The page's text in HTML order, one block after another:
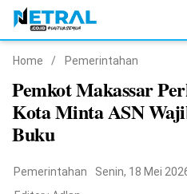
Nasional
Pemerintahan
Home / Pemerintahan
Pemkot Makassar
Kota Minta ASN
Buku
Pemerintahan
Senin, 18 Mei